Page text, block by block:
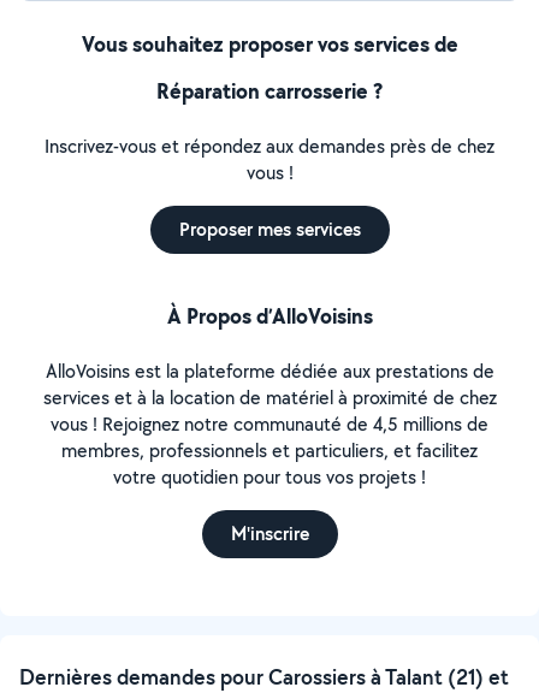
Vous souhaitez proposer vos services de
Réparation carrosserie ?
Inscrivez-vous et répondez aux demandes près de chez
vous !
Proposer mes services
À Propos d’AlloVoisins
AlloVoisins est la plateforme dédiée aux prestations de
services et à la location de matériel à proximité de chez
vous ! Rejoignez notre communauté de 4,5 millions de
membres, professionnels et particuliers, et facilitez
votre quotidien pour tous vos projets !
M'inscrire
Dernières demandes pour Carossiers à Talant (21) et